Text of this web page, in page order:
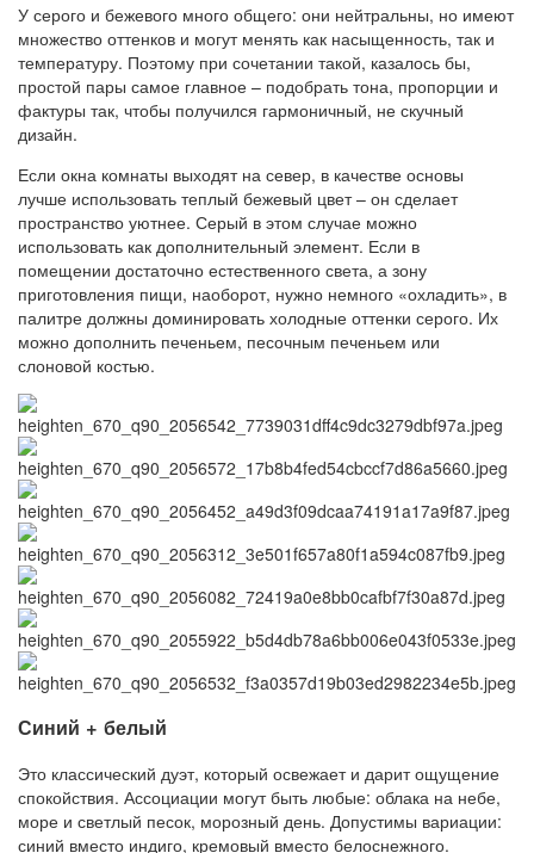
У серого и бежевого много общего: они нейтральны, но имеют
множество оттенков и могут менять как насыщенность, так и
температуру. Поэтому при сочетании такой, казалось бы,
простой пары самое главное – подобрать тона, пропорции и
фактуры так, чтобы получился гармоничный, не скучный
дизайн.
Если окна комнаты выходят на север, в качестве основы
лучше использовать теплый бежевый цвет – он сделает
пространство уютнее. Серый в этом случае можно
использовать как дополнительный элемент. Если в
помещении достаточно естественного света, а зону
приготовления пищи, наоборот, нужно немного «охладить», в
палитре должны доминировать холодные оттенки серого. Их
можно дополнить печеньем, песочным печеньем или
слоновой костью.
Синий + белый
Это классический дуэт, который освежает и дарит ощущение
спокойствия. Ассоциации могут быть любые: облака на небе,
море и светлый песок, морозный день. Допустимы вариации:
синий вместо индиго, кремовый вместо белоснежного.